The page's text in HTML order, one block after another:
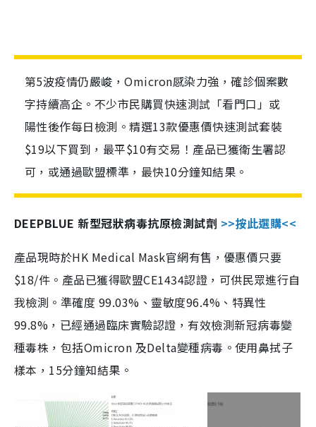
第5波疫情仍嚴峻，Omicron感染力強，確診個案數
字持續高企。不少市民購買快速測試「看門口」或
陽性後作每日檢測。精選13款優惠價快速測試套裝
$19以下買到，最平$10有交易！產品已獲衛生署認
可，或通過歐盟標準，最快10分鐘知結果。
DEEPBLUE 新型冠狀病毒抗原檢測試劑 >>按此選購<<
產品現時於HK Medical Mask官網有售，優惠價只要
$18/件。產品已獲得歐盟CE1434認證，可供民眾進行自
我檢測。準確度 99.03%、靈敏度96.4%、特異性
99.8%，已經通過臨床實驗認證，有效檢測新冠病毒變
種毒株，包括Omicron 及Delta變種病毒。使用鼻拭子
樣本，15分鐘知結果。